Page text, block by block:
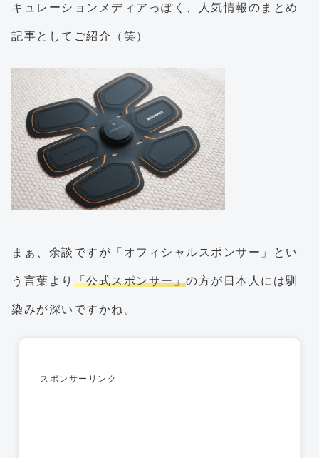
キュレーションメディアっぽく、人気情報のまとめ
記事としてご紹介（笑）
まぁ、余談ですが「オフィシャルスポンサー」とい
う言葉より 「公式スポンサー」の方が日本人には馴
染みが深いですかね。
スポンサーリンク